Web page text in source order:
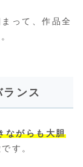
って、作品全
ンス
ながらも大胆
す。